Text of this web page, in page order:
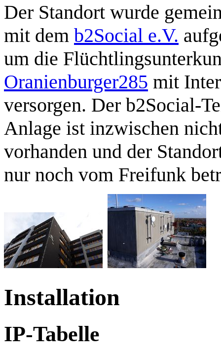
Der Standort wurde
mit dem b2Social e.V.
um die
Oranienburger285 mit
versorgen. Der b2Social-
Anlage ist inzwischen
vorhanden und der
nur noch vom Freifunk
Installation
IP-Tabelle